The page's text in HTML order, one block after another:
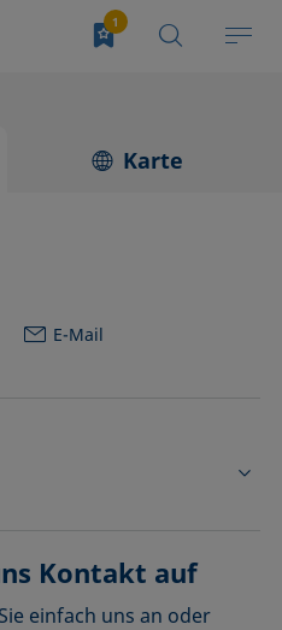
Karte
E-Mail
Kontakt auf
einfach uns an oder